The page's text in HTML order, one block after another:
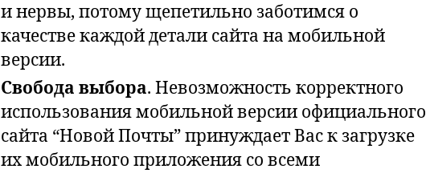
и нервы, потому щепетильно заботимся о
качестве каждой детали сайта на мобильной
версии.
Свобода выбора. Невозможность корректного
использования мобильной версии официального
сайта “Новой Почты” принуждает Вас к загрузке
их мобильного приложения со всеми